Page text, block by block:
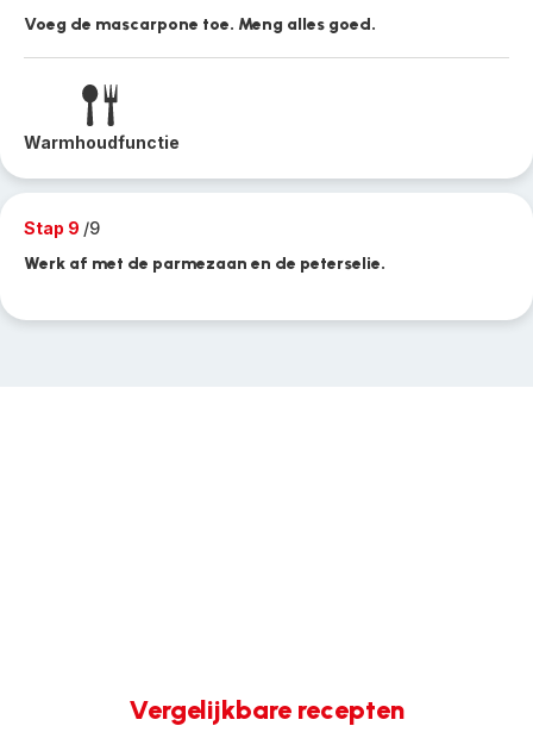
Voeg de mascarpone toe. Meng alles goed.
Warmhoudfunctie
Stap 9 /9
Werk af met de parmezaan en de peterselie.
Vergelijkbare recepten